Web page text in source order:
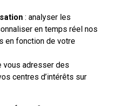
: analyser les
en temps réel nos
en fonction de votre
vous adresser des
centres d’intérêts sur
?
solution parmi nos FAQs,
ou déposer une
?